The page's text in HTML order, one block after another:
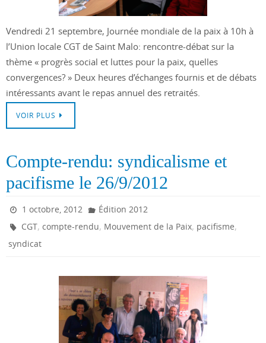
Vendredi 21 septembre, Journée mondiale de la paix à 10h à
l’Union locale CGT de Saint Malo: rencontre-débat sur la
thème « progrès social et luttes pour la paix, quelles
convergences? » Deux heures d’échanges fournis et de débats
intéressants avant le repas annuel des retraités.
VOIR PLUS
Compte-rendu: syndicalisme et
pacifisme le 26/9/2012
1 octobre, 2012
Édition 2012
CGT,compte-rendu, Mouvement de la Paix, pacifisme,
syndicat